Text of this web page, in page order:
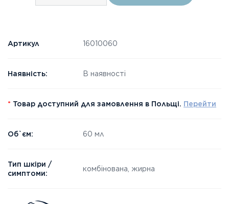
Артикул 16010060
Наявність: В наявності
* Товар доступний для замовлення в Польщі. Перейти
Об`єм: 60 мл
Тип шкіри /
симптоми:
комбінована, жирна